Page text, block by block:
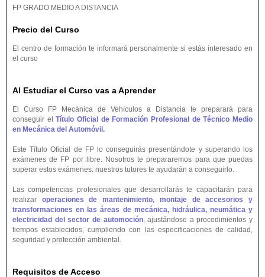
FP GRADO MEDIO A DISTANCIA
Precio del Curso
El centro de formación te informará personalmente si estás interesado en
el curso
Al Estudiar el Curso vas a Aprender
El Curso FP Mecánica de Vehículos a Distancia te preparará para
conseguir elTítulo Oficial de Formación Profesional de Técnico Medio
en Mecánica del Automóvil.
Este Título Oficial de FP lo conseguirás presentándote y superando los
exámenes de FP por libre. Nosotros te prepararemos para que puedas
superar estos exámenes: nuestros tutores te ayudarán a conseguirlo.
Las competencias profesionales que desarrollarás te capacitarán para
realizar operaciones de mantenimiento, montaje de accesorios y
transformaciones en las áreas de mecánica, hidráulica, neumática y
electricidad del sector de automoción, ajustándose a procedimientos y
tiempos establecidos, cumpliendo con las especificaciones de calidad,
seguridad y protección ambiental.
Requisitos de Acceso